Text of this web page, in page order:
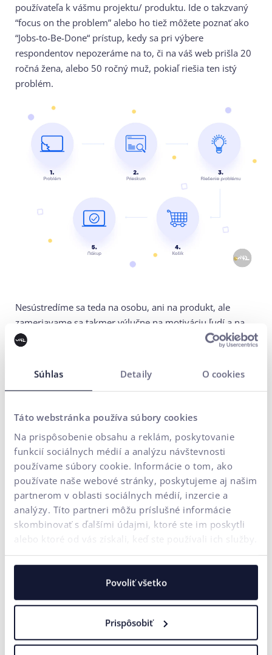
Súhlas Detaily O cookies
Táto webstránka používa súbory cookies
Na prispôsobenie obsahu a reklám, poskytovanie
funkcií sociálnych médií a analýzu návštevnosti
používame súbory cookie. Informácie o tom, ako
používate naše webové stránky, poskytujeme aj našim
partnerom v oblasti sociálnych médií, inzercie a
analýzy. Títo partneri môžu príslušné informácie
skombinovať s ďalšími údajmi, ktoré ste im poskytli
alebo ktoré od vás získali, keď ste používali ich služby.
Povoliť všetko
Prispôsobiť
používateľa k vášmu projektu/ produktu. Ide o takzvaný
“focus on the problem” alebo ho tiež môžete poznať ako
“Jobs-to-Be-Done“ prístup, kedy sa pri výbere
respondentov nepozeráme na to, či na váš web prišla 20
ročná žena, alebo 50 ročný muž, pokiaľ riešia ten istý
problém.
Nesústredíme sa teda na osobu, ani na produkt, ale
zameriavame sa takmer výlučne na motiváciu ľudí a na
to, ako konajú. Snažíme sa identifikovať ich úzkosti,
prečo prišli na náš web a prečo reagujú určitými
odporcov aj podporovateľov.
Page Laubheimer
Senior User Experience Specialist
Nielsen Norman Group:
“With the popularity of the Jobs-to-Be-Done paradigm,
there are calls in some corners to abandon personas,
suggesting that JTBD has emerged as a more useful
technique.”
Kedy môže byť vhodnejšie použiť “Jobs-to-Be-
Nové produkty
Veľmi úzko špecifický sortiment
Naopak, veľmi široko-zameraný sortiment